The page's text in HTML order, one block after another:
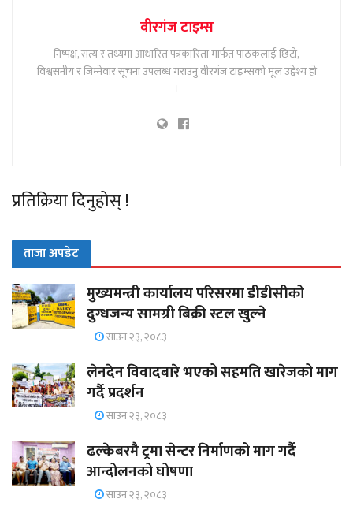
वीरगंज टाइम्स
निष्पक्ष, सत्य र तथ्यमा आधारित पत्रकारिता मार्फत पाठकलाई छिटो,
विश्वसनीय र जिम्मेवार सूचना उपलब्ध गराउनु वीरगंज टाइम्सको मूल उद्देश्य हो
।
प्रतिक्रिया दिनुहोस् !
ताजा अपडेट
मुख्यमन्त्री कार्यालय परिसरमा डीडीसीको
दुग्धजन्य सामग्री बिक्री स्टल खुल्ने
साउन २३, २०८३
लेनदेन विवादबारे भएको सहमति खारेजको माग
गर्दै प्रदर्शन
साउन २३, २०८३
ढल्केबरमै ट्रमा सेन्टर निर्माणको माग गर्दै
आन्दोलनको घोषणा
साउन २३, २०८३